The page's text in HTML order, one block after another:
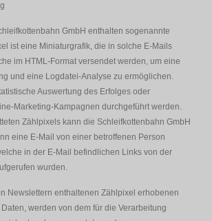
GmbH enthalten sogenannte
ist eine Miniaturgrafik, die in solche E-Mails
im HTML-Format versendet werden, um eine
und eine Logdatei-Analyse zu ermöglichen.
Auswertung des Erfolges oder
Marketing-Kampagnen durchgeführt werden.
Zählpixels kann die Schleifkottenbahn GmbH
eine E-Mail von einer betroffenen Person
in der E-Mail befindlichen Links von der
wurden.
Newslettern enthaltenen Zählpixel erhobenen
werden von dem für die Verarbeitung